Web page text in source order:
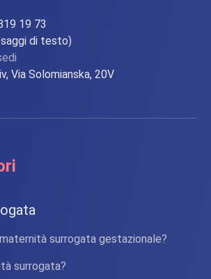
19 73
di testo)
Via Solomianska, 20V
surrogata gestazionale?
surrogata?